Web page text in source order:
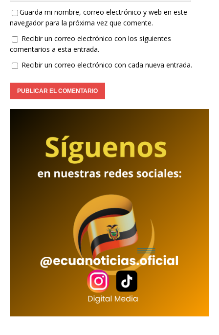
Guarda mi nombre, correo electrónico y web en este
navegador para la próxima vez que comente.
Recibir un correo electrónico con los siguientes
comentarios a esta entrada.
Recibir un correo electrónico con cada nueva entrada.